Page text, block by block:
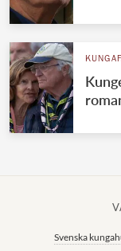
Svenska